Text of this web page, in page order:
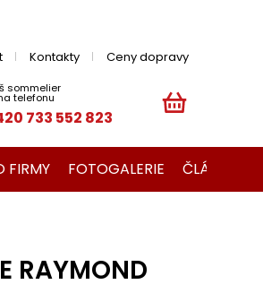
733 552 823
Kontakty Ceny dopravy
KOŠÍK
FIRMY FOTOGALERIE ČLÁNKY O
RAYMOND